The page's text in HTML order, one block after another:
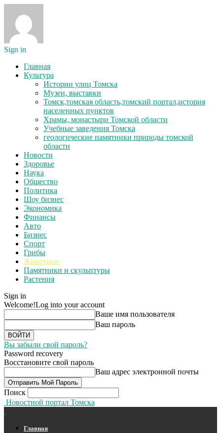
Sign in
Главная
Культура
Истории улиц Томска
Музеи, выставки
Томск,томская область,томский портал,история
населенных пунктов
Храмы, монастыри Томской области
Учебные заведения Томска
геологические памятники природы томской
области
Новости
Здоровье
Наука
Общество
Политика
Шоу бизнес
Экономика
Финансы
Авто
Бизнес
Спорт
Грибы
Животные
Памятники и скульптуры
Растения
Sign in
Welcome!Log into your account
Ваше имя пользователя
Ваш пароль
Вы забыли свой пароль?
Password recovery
Восстановите свой пароль
Ваш адрес электронной почты
Поиск
Новостной портал Томска
Главная